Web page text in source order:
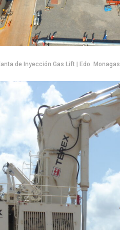
de Inyección Gas Lift | Edo. Monagas